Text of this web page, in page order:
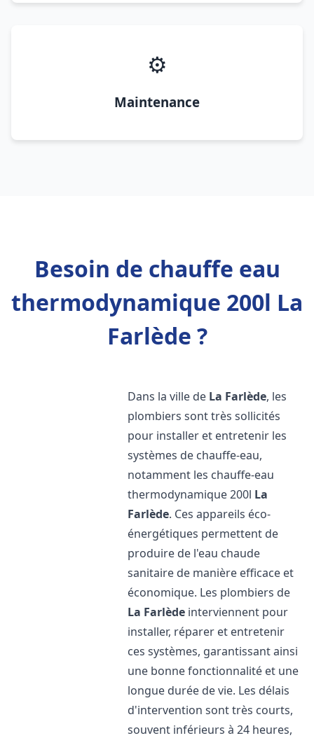
⚙️
Maintenance
Besoin de chauffe eau
thermodynamique 200l La
Farlède ?
Dans la ville de La Farlède, les
plombiers sont très sollicités
pour installer et entretenir les
systèmes de chauffe-eau,
notamment les chauffe-eau
thermodynamique 200l La
Farlède. Ces appareils éco-
énergétiques permettent de
produire de l'eau chaude
sanitaire de manière efficace et
économique. Les plombiers de
La Farlède interviennent pour
installer, réparer et entretenir
ces systèmes, garantissant ainsi
une bonne fonctionnalité et une
longue durée de vie. Les délais
d'intervention sont très courts,
souvent inférieurs à 24 heures,